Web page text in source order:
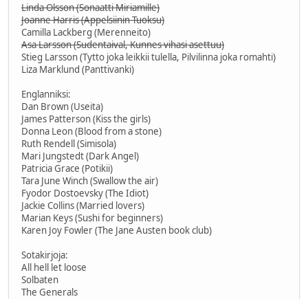
Linda Olsson (Sonaatti Miriamille)
Joanne Harris (Appelsiinin Tuoksu)
Camilla Lackberg (Merenneito)
Asa Larsson (Sudentaival, Kunnes vihasi asettuu)
Stieg Larsson (Tytto joka leikkii tulella, Pilvilinna joka romahti)
Liza Marklund (Panttivanki)
Englanniksi:
Dan Brown (Useita)
James Patterson (Kiss the girls)
Donna Leon (Blood from a stone)
Ruth Rendell (Simisola)
Mari Jungstedt (Dark Angel)
Patricia Grace (Potikii)
Tara June Winch (Swallow the air)
Fyodor Dostoevsky (The Idiot)
Jackie Collins (Married lovers)
Marian Keys (Sushi for beginners)
Karen Joy Fowler (The Jane Austen book club)
Sotakirjoja:
All hell let loose
Solbaten
The Generals